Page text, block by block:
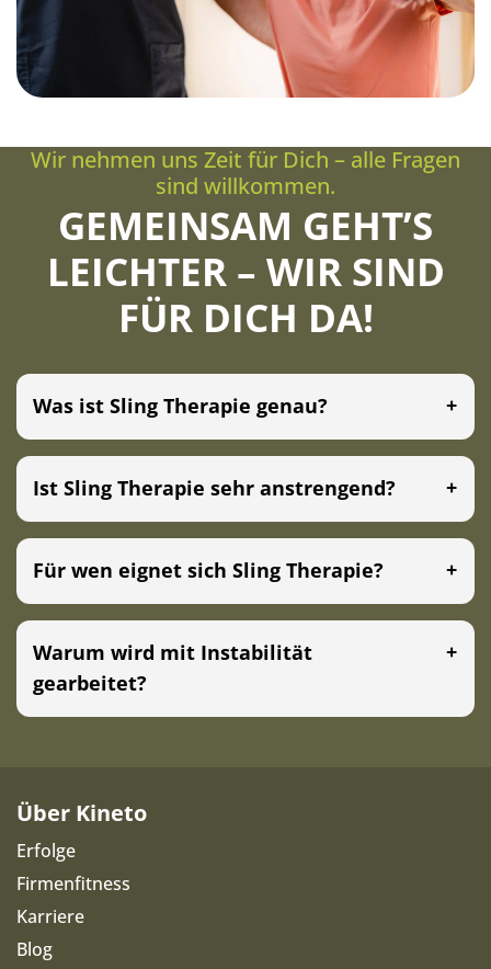
GEMEINSAM GEHT’S
LEICHTER – WIR SIND
FÜR DICH DA!
Wir nehmen uns Zeit für Dich – alle Fragen
sind willkommen.
Was ist Sling Therapie genau?
Ist Sling Therapie sehr anstrengend?
Für wen eignet sich Sling Therapie?
Warum wird mit Instabilität
gearbeitet?
Über Kineto
Erfolge
Firmenfitness
Karriere
Blog